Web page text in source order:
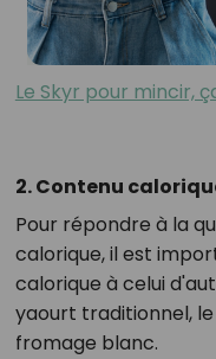
Le Skyr pour mincir,
2. Contenu
Pour répondre à la
calorique, il est
calorique à celui
yaourt traditionnel,
fromage blanc.